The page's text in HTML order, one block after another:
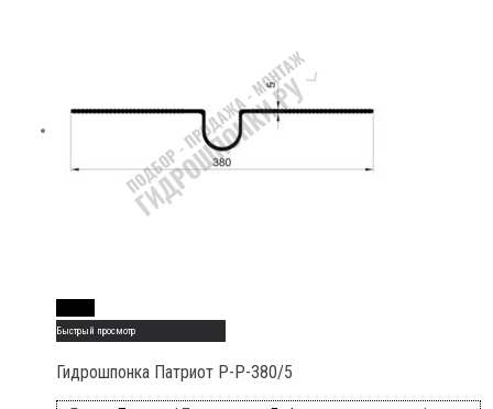
Быстрый просмотр
Гидрошпонка Патриот Р-Р-380/5